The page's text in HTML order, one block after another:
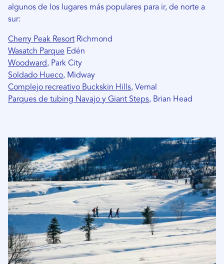
algunos de los lugares más populares para ir, de norte a
sur:
Cherry Peak Resort Richmond
Wasatch Parque Edén
Woodward, Park City
Soldado Hueco, Midway
Complejo recreativo Buckskin Hills, Vernal
Parques de tubing Navajo y Giant Steps, Brian Head